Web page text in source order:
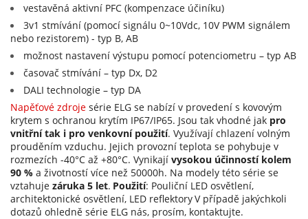
vestavěná aktivní PFC (kompenzace účiníku)
3v1 stmívání (pomocí signálu 0~10Vdc, 10V PWM signálem
nebo rezistorem) - typ B, AB
možnost nastavení výstupu pomocí potenciometru – typ AB
časovač stmívání – typ Dx, D2
DALI technologie – typ DA
Napěťové zdroje série ELG se nabízí v provedení s kovovým
krytem s ochranou krytím IP67/IP65. Jsou tak vhodné jak pro
vnitřní tak i pro venkovní použití. Využívají chlazení volným
prouděním vzduchu. Jejich provozní teplota se pohybuje v
rozmezích -40°C až +80°C. Vynikají vysokou účinností kolem
90 % a životností více než 50000h. Na modely této série se
vztahuje záruka 5 let. Použití: Pouliční LED osvětlení,
architektonické osvětlení, LED reflektoryV případě jakýchkoli
dotazů ohledně série ELG nás, prosím, kontaktujte.